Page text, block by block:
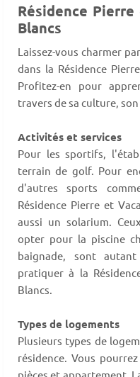
Résidence Pierre
Blancs
Laissez-vous charmer
dans la Résidence
Profitez-en pour
travers de sa culture,
Activités et services
Pour les sportifs,
terrain de golf. Pour
d'autres sports
Résidence Pierre et
aussi un solarium.
opter pour la piscine
baignade, sont
pratiquer à la
Blancs.
Types de logements
Plusieurs types de
résidence. Vous